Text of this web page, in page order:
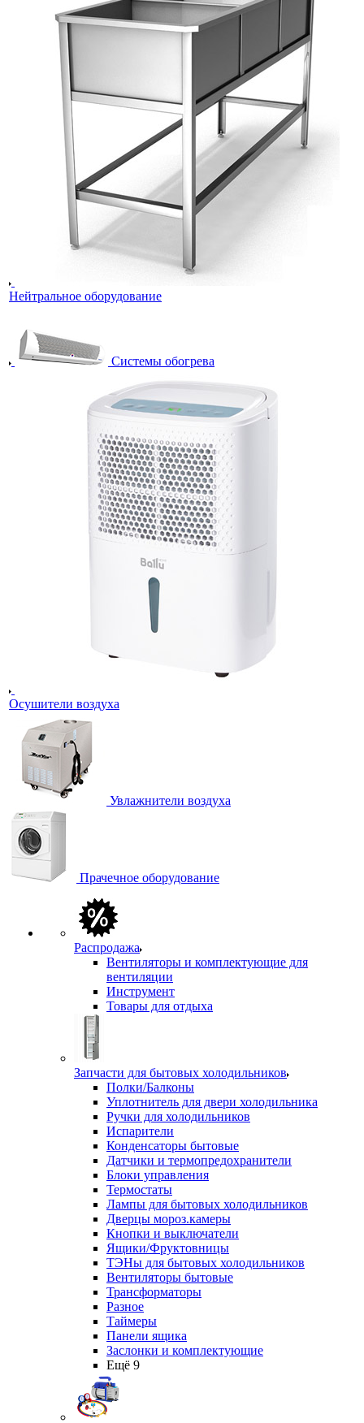
Нейтральное оборудование
Системы обогрева
Осушители воздуха
Увлажнители воздуха
Прачечное оборудование
Распродажа
Вентиляторы и комплектующие для
вентиляции
Инструмент
Товары для отдыха
Запчасти для бытовых холодильников
Полки/Балконы
Уплотнитель для двери холодильника
Ручки для холодильников
Испарители
Конденсаторы бытовые
Датчики и термопредохранители
Блоки управления
Термостаты
Лампы для бытовых холодильников
Дверцы мороз.камеры
Кнопки и выключатели
Ящики/Фруктовницы
ТЭНы для бытовых холодильников
Вентиляторы бытовые
Трансформаторы
Разное
Таймеры
Панели ящика
Заслонки и комплектующие
Ещё 9